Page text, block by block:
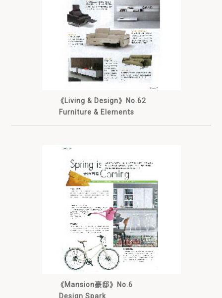
《Living & Design》No.62
Furniture & Elements
《Mansion豪邸》No.6
Design Spark